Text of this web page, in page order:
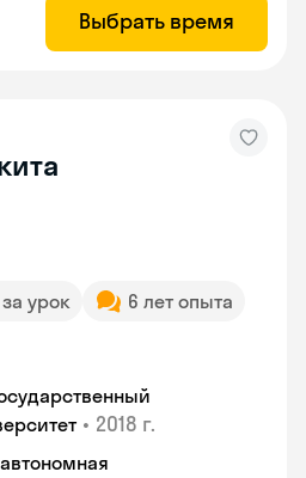
Выбрать время
за урок
6 лет опыта
• 2018 г.